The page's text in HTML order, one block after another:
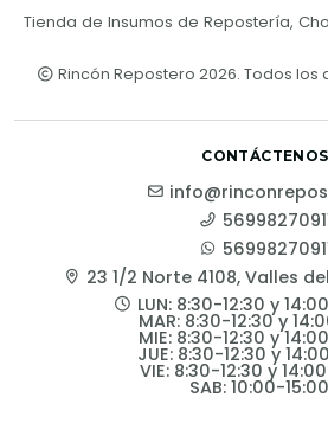
Tienda de Insumos de Repostería,
Rincón Repostero 2026. Todos
CONTÁCTENOS
23 1/2 Norte 4108, Valles
LUN: 8:30-12:30 y
MAR: 8:30-12:30 y
MIE: 8:30-12:30 y
JUE: 8:30-12:30 y
VIE: 8:30-12:30 y
SAB: 10:00-